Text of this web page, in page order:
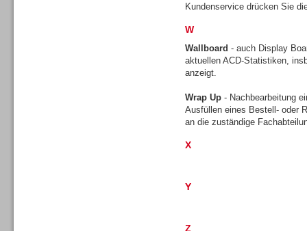
Kundenservice drücken Sie
W
Wallboard - auch Display
aktuellen ACD-Statistiken,
anzeigt.
Wrap Up - Nachbearbeitung
Ausfüllen eines Bestell- oder
an die zuständige
X
Y
Z